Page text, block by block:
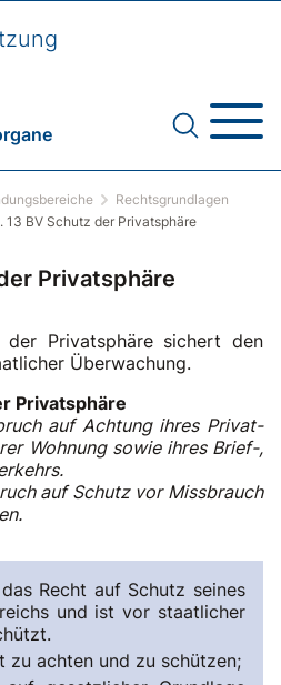
Rechtsgrundlagen
13 BV Schutz der Privatsphäre
Privatsphäre
Privatsphäre sichert den
Überwachung.
Privatsphäre
auf Achtung ihres Privat-
Wohnung sowie ihres Brief-,
auf Schutz vor Missbrauch
Recht auf Schutz seines
und ist vor staatlicher
zu achten und zu schützen;